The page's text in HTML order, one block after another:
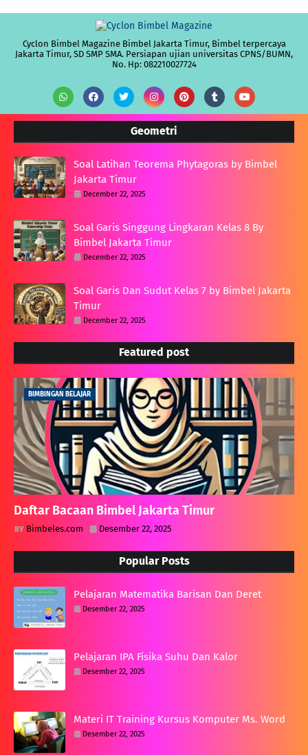
Cyclon Bimbel Magazine Bimbel Jakarta Timur, Bimbel terpercaya
Jakarta Timur, SD SMP SMA. Persiapan ujian universitas CPNS/BUMN,
No. Hp: 082210027724
Geometri
Soal Latihan Teorema Phytagoras by Bimbel
Jakarta Timur
December 22, 2025
Soal Garis Singgung Lingkaran Kelas 8 By
Bimbel Jakarta Timur
December 22, 2025
Soal Garis Dan Sudut Kelas 7 by Bimbel Jakarta
Timur
December 22, 2025
Featured post
BIMBINGAN BELAJAR
Daftar Bacaan Bimbel Jakarta Timur
Bimbeles.com Desember 22, 2025
Popular Posts
Pelajaran Matematika Barisan Dan Deret
Desember 22, 2025
Pelajaran IPA Fisika Suhu Dan Kalor
Desember 22, 2025
Materi IT Training Kursus Komputer Ms. Word
Desember 22, 2025